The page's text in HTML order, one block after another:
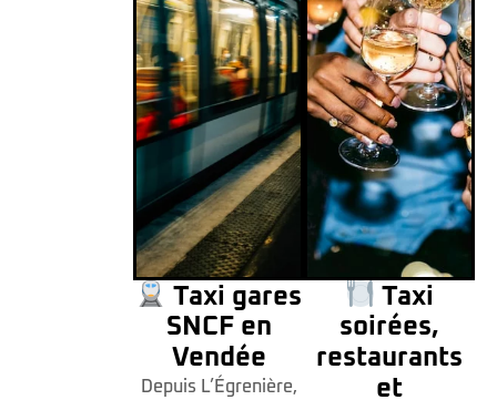
Taxi gares
SNCF en
Vendée
Depuis L’Égrenière,
Taxi
soirées,
restaurants
et